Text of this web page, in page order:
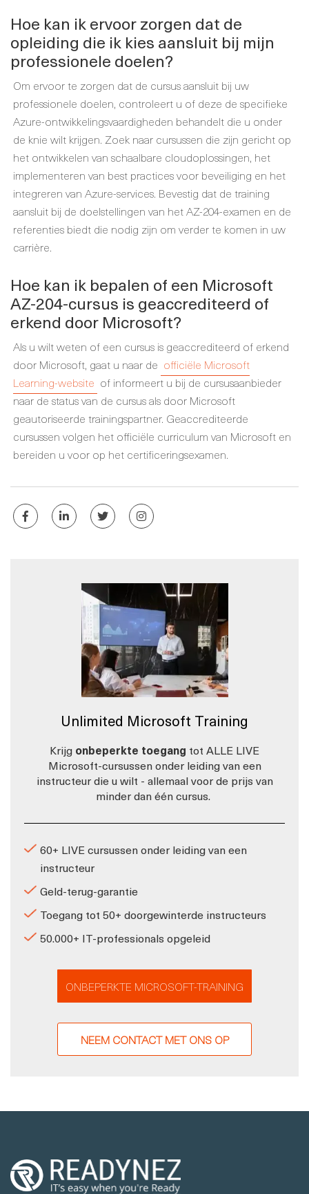
Hoe kan ik ervoor zorgen dat de
opleiding die ik kies aansluit bij mijn
professionele doelen?
Om ervoor te zorgen dat de cursus aansluit bij uw
professionele doelen, controleert u of deze de specifieke
Azure-ontwikkelingsvaardigheden behandelt die u onder
de knie wilt krijgen. Zoek naar cursussen die zijn gericht op
het ontwikkelen van schaalbare cloudoplossingen, het
implementeren van best practices voor beveiliging en het
integreren van Azure-services. Bevestig dat de training
aansluit bij de doelstellingen van het AZ-204-examen en de
referenties biedt die nodig zijn om verder te komen in uw
carrière.
Hoe kan ik bepalen of een Microsoft
AZ-204-cursus is geaccrediteerd of
erkend door Microsoft?
Als u wilt weten of een cursus is geaccrediteerd of erkend
door Microsoft, gaat u naar de officiële Microsoft
Learning-website of informeert u bij de cursusaanbieder
naar de status van de cursus als door Microsoft
geautoriseerde trainingspartner. Geaccrediteerde
cursussen volgen het officiële curriculum van Microsoft en
bereiden u voor op het certificeringsexamen.
Unlimited Microsoft Training
Krijg onbeperkte toegang tot ALLE LIVE
Microsoft-cursussen onder leiding van een
instructeur die u wilt - allemaal voor de prijs van
minder dan één cursus.
60+ LIVE cursussen onder leiding van een
instructeur
Geld-terug-garantie
Toegang tot 50+ doorgewinterde instructeurs
50.000+ IT-professionals opgeleid
ONBEPERKTE MICROSOFT-TRAINING
NEEM CONTACT MET ONS OP